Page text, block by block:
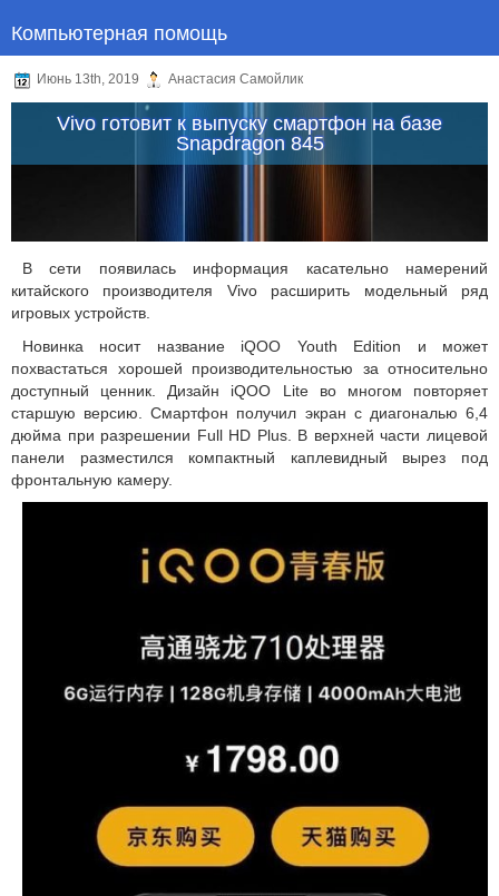
Компьютерная помощь
Июнь 13th, 2019 Анастасия Самойлик
Vivo готовит к выпуску смартфон на базе
Snapdragon 845
В сети появилась информация касательно намерений
китайского производителя Vivo расширить модельный ряд
игровых устройств.
Новинка носит название iQOO Youth Edition и может
похвастаться хорошей производительностью за относительно
доступный ценник. Дизайн iQOO Lite во многом повторяет
старшую версию. Смартфон получил экран с диагональю 6,4
дюйма при разрешении Full HD Plus. В верхней части лицевой
панели разместился компактный каплевидный вырез под
фронтальную камеру.